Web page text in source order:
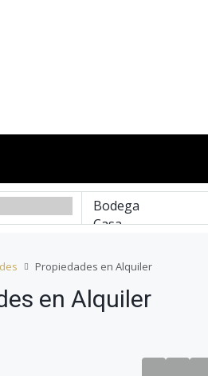
Propiedades en Alquiler
en Alquiler